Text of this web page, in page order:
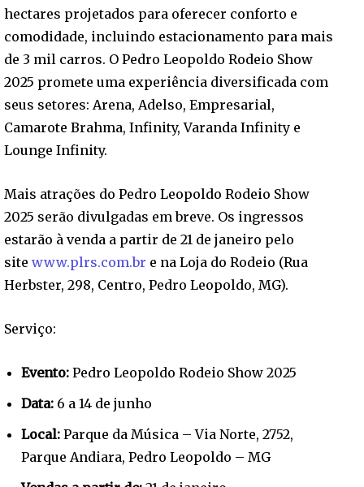
hectares projetados para oferecer conforto e
comodidade, incluindo estacionamento para mais
de 3 mil carros. O Pedro Leopoldo Rodeio Show
2025 promete uma experiência diversificada com
seus setores: Arena, Adelso, Empresarial,
Camarote Brahma, Infinity, Varanda Infinity e
Lounge Infinity.
Mais atrações do Pedro Leopoldo Rodeio Show
2025 serão divulgadas em breve. Os ingressos
estarão à venda a partir de 21 de janeiro pelo
site www.plrs.com.br e na Loja do Rodeio (Rua
Herbster, 298, Centro, Pedro Leopoldo, MG).
Serviço:
Evento: Pedro Leopoldo Rodeio Show 2025
Data: 6 a 14 de junho
Local: Parque da Música – Via Norte, 2752,
Parque Andiara, Pedro Leopoldo – MG